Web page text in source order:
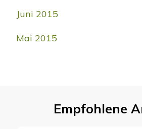
Juni 2015
Mai 2015
Empfohlene